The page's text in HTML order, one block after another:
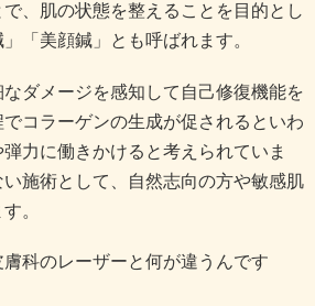
、肌の状態を整えることを目的とし
「美顔鍼」とも呼ばれます。
ダメージを感知して自己修復機能を
コラーゲンの生成が促されるといわ
力に働きかけると考えられていま
施術として、自然志向の方や敏感肌
。
膚科のレーザーと何が違うんです